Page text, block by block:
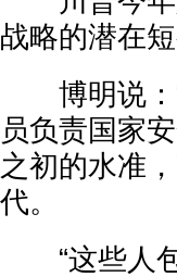
战略的潜在短
博明说：“
员负责国家
之初的水准
代。
“这些人包